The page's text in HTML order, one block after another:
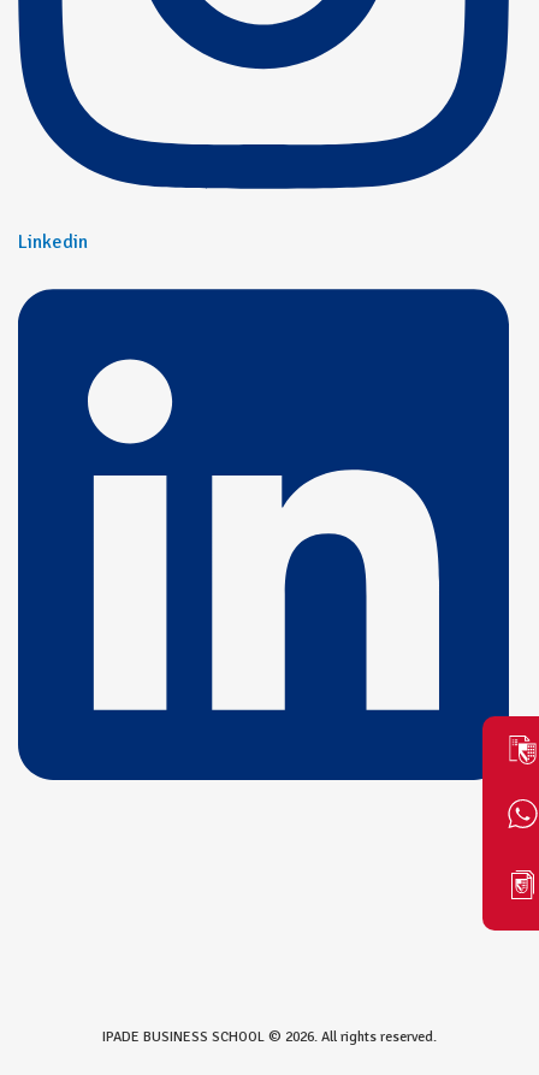
Linkedin
IPADE BUSINESS SCHOOL © 2026. All rights reserved.